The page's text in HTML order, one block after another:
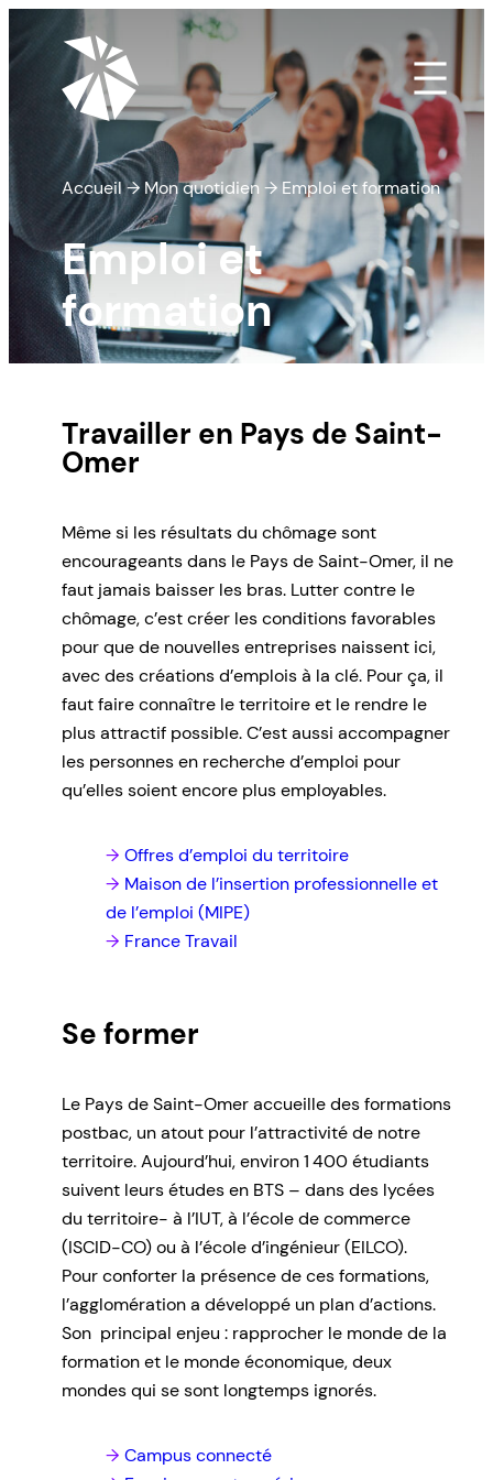
au
contenu
Accueil→ Mon quotidien → Emploi et formation
Emploi et
formation
Travailler en Pays de Saint-
Omer
Même si les résultats du chômage sont
encourageants dans le Pays de Saint-Omer, il ne
faut jamais baisser les bras. Lutter contre le
chômage, c’est créer les conditions favorables
pour que de nouvelles entreprises naissent ici,
avec des créations d’emplois à la clé. Pour ça, il
faut faire connaître le territoire et le rendre le
plus attractif possible. C’est aussi accompagner
les personnes en recherche d’emploi pour
qu’elles soient encore plus employables.
Offres d’emploi du territoire
Maison de l’insertion professionnelle et
de l’emploi (MIPE)
France Travail
Se former
Le Pays de Saint-Omer accueille des formations
postbac, un atout pour l’attractivité de notre
territoire. Aujourd’hui, environ 1 400 étudiants
suivent leurs études en BTS – dans des lycées
du territoire- à l’IUT, à l’école de commerce
(ISCID-CO) ou à l’école d’ingénieur (EILCO).
Pour conforter la présence de ces formations,
l’agglomération a développé un plan d’actions.
Son principal enjeu : rapprocher le monde de la
formation et le monde économique, deux
mondes qui se sont longtemps ignorés.
Campus connecté